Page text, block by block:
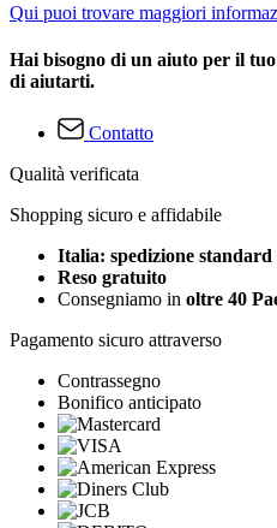
Qui puoi trovare maggiori
Hai bisogno di un aiuto per il
di aiutarti.
Contatto
Qualità verificata
Shopping sicuro e affidabile
Italia: spedizione
Reso gratuito
Consegniamo in oltre 40
Pagamento sicuro attraverso
Contrassegno
Bonifico anticipato